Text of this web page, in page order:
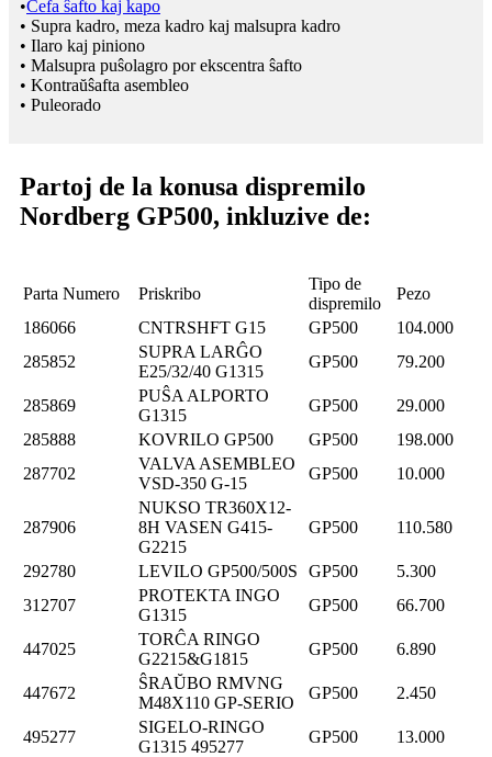
•Ĉefa ŝafto kaj kapo
• Supra kadro, meza kadro kaj malsupra kadro
• Ilaro kaj piniono
• Malsupra puŝolagro por ekscentra ŝafto
• Kontraŭŝafta asembleo
• Puleorado
Partoj de la konusa dispremilo
Nordberg GP500, inkluzive de:
Parta Numero Priskribo
Tipo de
dispremilo
Pezo
186066
CNTRSHFT G15 GP500
104.000
285852
SUPRA LARĜO
E25/32/40 G1315
GP500 79.200
285869
PUŜA ALPORTO
G1315
GP500
29.000
285888
KOVRILO GP500 GP500
198.000
287702
VALVA ASEMBLEO
VSD-350 G-15
GP500 10.000
287906
NUKSO TR360X12-
8H VASEN G415-
G2215
GP500 110.580
292780 LEVILO GP500/500S GP500
5.300
312707
PROTEKTA INGO
G1315
GP500 66.700
447025
TORĈA RINGO
G2215&G1815
GP500 6.890
447672
ŜRAŬBO RMVNG
M48X110 GP-SERIO
GP500 2.450
495277
SIGELO-RINGO
G1315 495277
GP500 13.000